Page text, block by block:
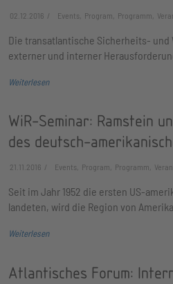
02.12.2016 Events, Program, Programm,
Die transatlantische Sicherheits-
externer und interner
Weiterlesen
WiR-Seminar: Ramstein
des deutsch-
21.11.2016 Events, Program, Programm,
Seit im Jahr 1952 die ersten US-
landeten, wird die Region von
Weiterlesen
Atlantisches Forum: